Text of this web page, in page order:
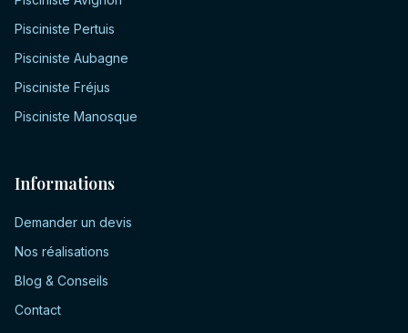
Pisciniste Pertuis
Pisciniste Aubagne
Pisciniste Fréjus
Pisciniste Manosque
Informations
Demander un devis
Nos réalisations
Blog & Conseils
Contact